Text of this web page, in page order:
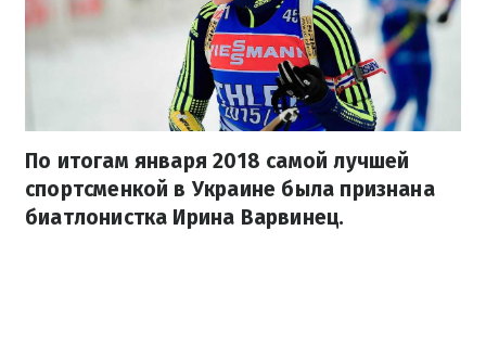
По итогам января 2018 самой лучшей
спортсменкой в Украине была признана
биатлонистка Ирина Варвинец.